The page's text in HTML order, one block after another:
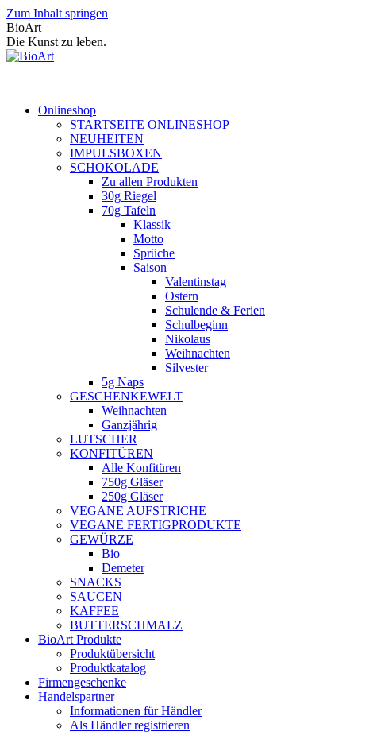
Zum Inhalt springen
BioArt
Die Kunst zu leben.
Onlineshop
STARTSEITE ONLINESHOP
NEUHEITEN
IMPULSBOXEN
SCHOKOLADE
Zu allen Produkten
30g Riegel
70g Tafeln
Klassik
Motto
Sprüche
Saison
Valentinstag
Ostern
Schulende & Ferien
Schulbeginn
Nikolaus
Weihnachten
Silvester
5g Naps
GESCHENKEWELT
Weihnachten
Ganzjährig
LUTSCHER
KONFITÜREN
Alle Konfitüren
750g Gläser
250g Gläser
VEGANE AUFSTRICHE
VEGANE FERTIGPRODUKTE
GEWÜRZE
Bio
Demeter
SNACKS
SAUCEN
KAFFEE
BUTTERSCHMALZ
BioArt Produkte
Produktübersicht
Produktkatalog
Firmengeschenke
Handelspartner
Informationen für Händler
Als Händler registrieren